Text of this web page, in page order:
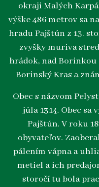
okraji Malých
výške 486 metrov sa
hradu Pajštún z 13.
zvyšky muriva
hrádok, nad Borinkou
Borinský Kras a
Obec s názvom
júla 1314. Obec
Pajštún. V roku
obyvateľov.
pálením vápna a
metiel a ich
storočí tu bola